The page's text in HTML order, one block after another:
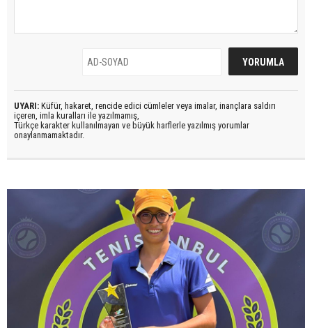
UYARI: Küfür, hakaret, rencide edici cümleler veya imalar, inançlara saldırı
içeren, imla kuralları ile yazılmamış,
Türkçe karakter kullanılmayan ve büyük harflerle yazılmış yorumlar
onaylanmamaktadır.